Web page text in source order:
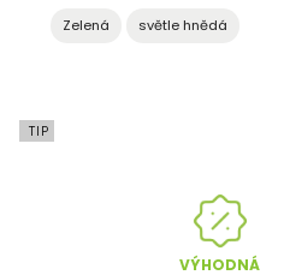
Zelená světle hnědá
TIP
VÝHODNÁ